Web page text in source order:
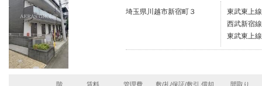
埼玉県川越市新宿町３
東武東上
西武新宿
東武東上
階 賃料 管理費 敷/礼/保証/敷引,償却 間取り